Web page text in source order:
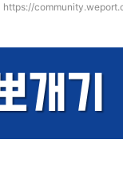
https://